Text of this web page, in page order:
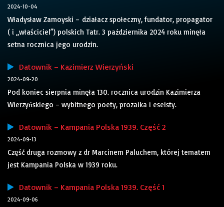
2024-10-04
Władysław Zamoyski – działacz społeczny, fundator, propagator
( i „właściciel”) polskich Tatr. 3 października 2024 roku minęła
setna rocznica jego urodzin.
Datownik – Kazimierz Wierzyński
2024-09-20
Pod koniec sierpnia minęła 130. rocznica urodzin Kazimierza
Wierzyńskiego – wybitnego poety, prozaika i eseisty.
Datownik – Kampania Polska 1939. Część 2
2024-09-13
Część druga rozmowy z dr Marcinem Paluchem, której tematem
jest Kampania Polska w 1939 roku.
Datownik – Kampania Polska 1939. Część 1
2024-09-06